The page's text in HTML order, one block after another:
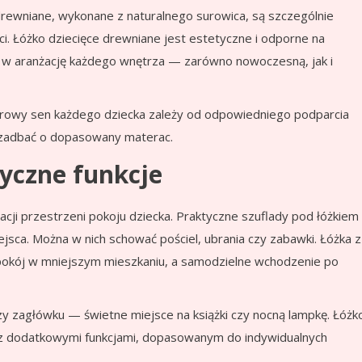
wykonane z naturalnego surowica, są szczególnie
Łóżko dziecięce drewniane jest estetyczne i odporne na
aranżację każdego wnętrza — zarówno nowoczesną, jak i
sen każdego dziecka zależy od odpowiedniego podparcia
o dopasowany materac.
funkcje
przestrzeni pokoju dziecka. Praktyczne szuflady pod łóżkiem
Można w nich schować pościel, ubrania czy zabawki. Łóżka z
w mniejszym mieszkaniu, a samodzielne wchodzenie po
— świetne miejsce na książki czy nocną lampkę.
funkcjami, dopasowanym do indywidualnych